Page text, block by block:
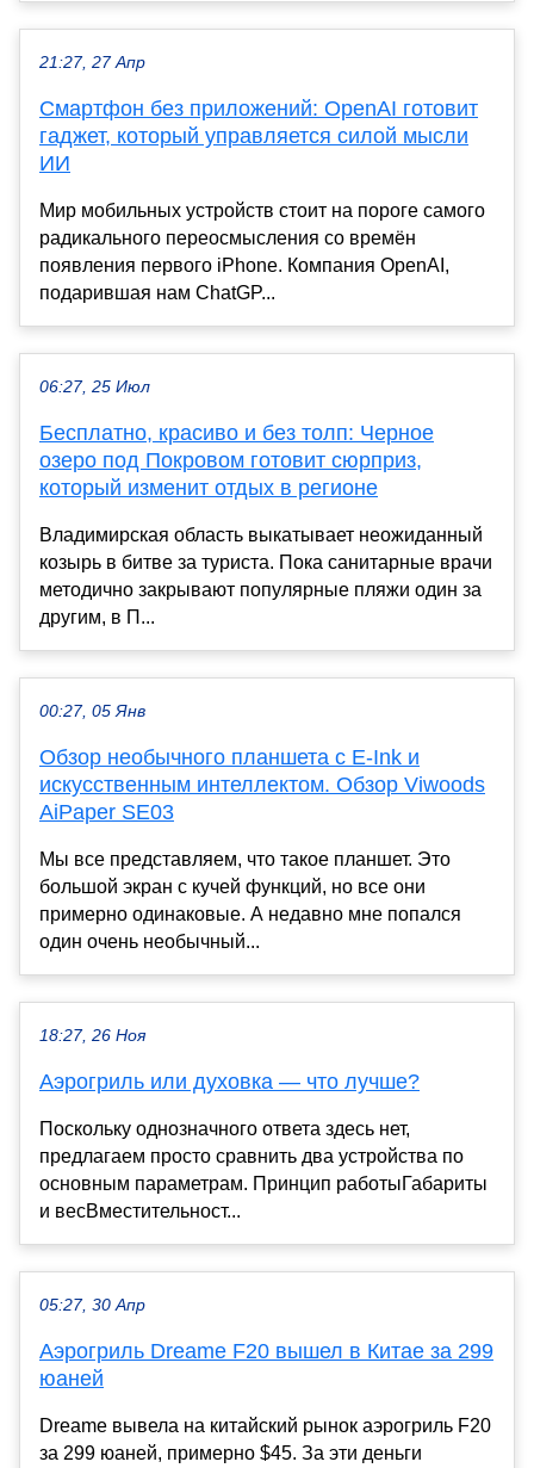
21:27, 27 Апр
Смартфон без приложений: OpenAI готовит
гаджет, который управляется силой мысли
ИИ
Мир мобильных устройств стоит на пороге самого
радикального переосмысления со времён
появления первого iPhone. Компания OpenAI,
подарившая нам ChatGP...
06:27, 25 Июл
Бесплатно, красиво и без толп: Черное
озеро под Покровом готовит сюрприз,
который изменит отдых в регионе
Владимирская область выкатывает неожиданный
козырь в битве за туриста. Пока санитарные врачи
методично закрывают популярные пляжи один за
другим, в П...
00:27, 05 Янв
Обзор необычного планшета с E-Ink и
искусственным интеллектом. Обзор Viwoods
AiPaper SE03
Мы все представляем, что такое планшет. Это
большой экран с кучей функций, но все они
примерно одинаковые. А недавно мне попался
один очень необычный...
18:27, 26 Ноя
Аэрогриль или духовка ― что лучше?
Поскольку однозначного ответа здесь нет,
предлагаем просто сравнить два устройства по
основным параметрам. Принцип работыГабариты
и весВместительност...
05:27, 30 Апр
Аэрогриль Dreame F20 вышел в Китае за 299
юаней
Dreame вывела на китайский рынок аэрогриль F20
за 299 юаней, примерно $45. За эти деньги